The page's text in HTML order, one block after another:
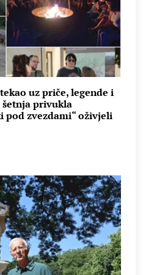
uz priče, legende i
privukla
pod zvezdami“ oživjeli